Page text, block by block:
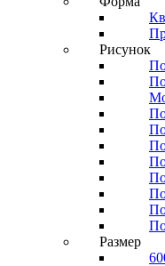
Рисунок
Размер